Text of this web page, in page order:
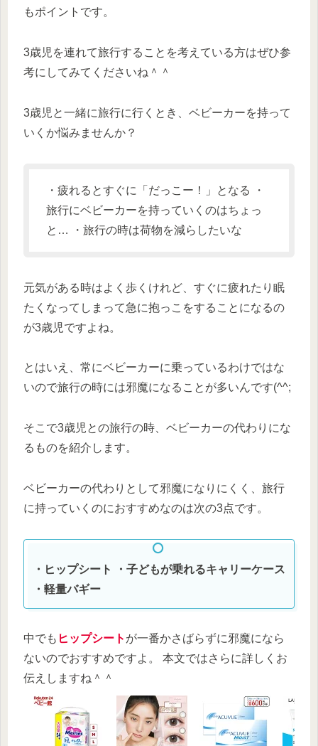
もポイントです。
3歳児を連れて旅行することを考えている方はぜひ参
考にしてみてくださいね＾＾
3歳児と一緒に旅行に行くとき、ベビーカーを持って
いくか悩みませんか？
・疲れるとすぐに「だっこー！」となる ・
旅行にベビーカーを持っていくのはちょっ
と… ・旅行の時は荷物を減らしたいな
元気がある時はよく歩くけれど、すぐに疲れたり眠
たくなってしまって急に抱っこをすることになるの
が3歳児ですよね。
とはいえ、常にベビーカーに乗っているわけではな
いので旅行の時には邪魔になることが多いんです(^^;
そこで3歳児との旅行の時、ベビーカーの代わりにな
るものを紹介します。
ベビーカーの代わりとして邪魔になりにくく、旅行
に持っていくのにおすすめなのは次の3点です。
・ヒップシート
・子どもが乗れるキャリーケース
・軽量バギー
中でも ヒップシート が一番かさばらずに邪魔になら
ないのでおすすめですよ。 本文ではさらに詳しくお
伝えしますね＾＾